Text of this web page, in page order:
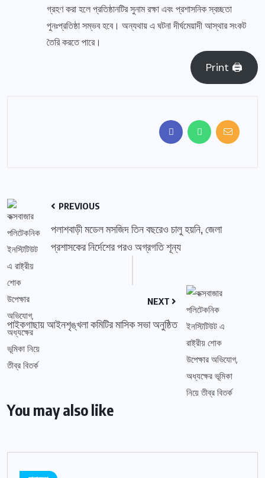
গ্রহণ করা হলে প্রতিষ্ঠানটির সুনাম রক্ষা এবং প্রশাসনিক স্বচ্ছতা
পুনঃপ্রতিষ্ঠা সম্ভব হবে। অন্যথায় এ ঘটনা দীর্ঘমেয়াদী আস্থার সংকট
তৈরি করতে পারে।
Print 🖨
PREVIOUS
পলাশবাড়ী মডেল মসজিদ তিন বছরেও চালু হয়নি, জেলা
প্রশাসকের নির্দেশের পরও অগ্রগতি শূন্য
NEXT
পাইকগাছায় আইনশৃঙ্খলা কমিটির মাসিক সভা অনুষ্ঠিত
You may also like